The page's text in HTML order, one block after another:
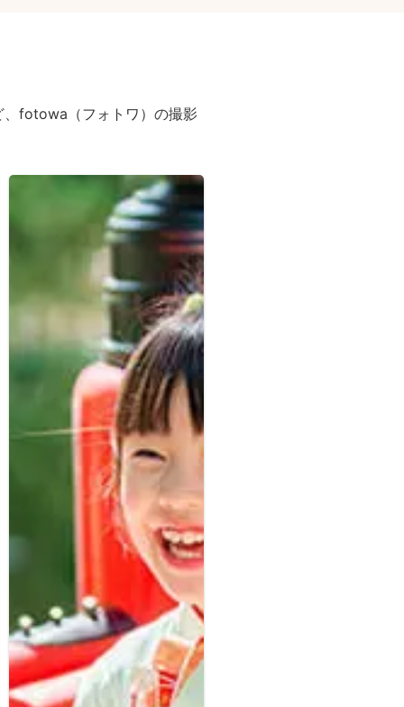
、fotowa（フォトワ）の撮影